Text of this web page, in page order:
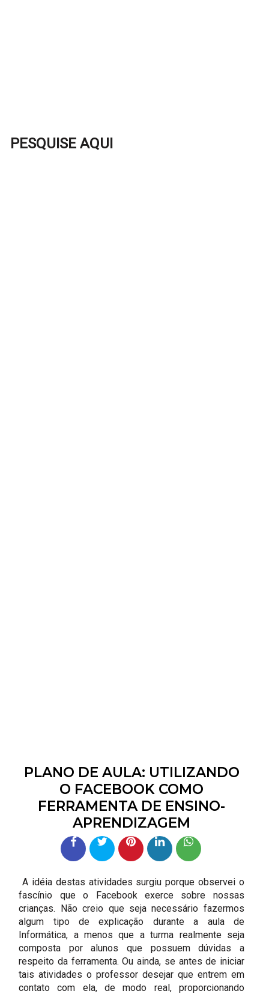
PESQUISE AQUI
PLANO DE AULA: UTILIZANDO
O FACEBOOK COMO
FERRAMENTA DE ENSINO-
APRENDIZAGEM
A idéia destas atividades surgiu porque observei o
fascínio que o Facebook exerce sobre nossas
crianças. Não creio que seja necessário fazermos
algum tipo de explicação durante a aula de
Informática, a menos que a turma realmente seja
composta por alunos que possuem dúvidas a
respeito da ferramenta. Ou ainda, se antes de iniciar
tais atividades o professor desejar que entrem em
contato com ela, de modo real, proporcionando